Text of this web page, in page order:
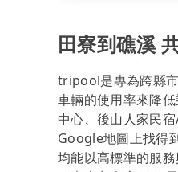
田寮到礁溪
tripool是專為跨縣
車輛的使用率來降
中心、後山人家民
Google地圖上找得
均能以高標準的服